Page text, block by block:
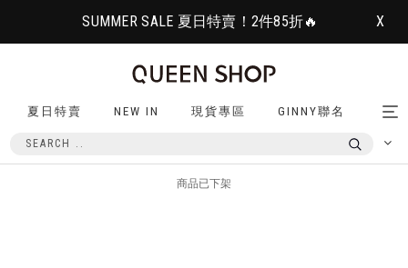
SUMMER SALE 夏日特賣！2件85折🔥 X
夏日特賣 NEW IN 現貨專區 GINNY聯名
商品已下架